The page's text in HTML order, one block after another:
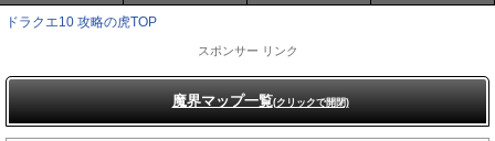
ドラクエ10 攻略の虎TOP
スポンサー リンク
魔界マップ一覧(クリックで開閉)